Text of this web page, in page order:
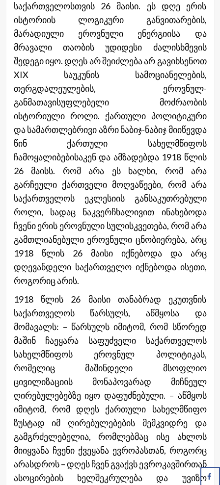
საქართველოსთვის 26 მაისი. ეს დღე ერის
ისტორიის ლოგიკური განვითარების,
მარადიული ეროვნული ენერგიისა და
მრავალი თაობის უდიდესი ძალისხმევის
შედეგი იყო. დღეს არ შეიძლება არ გავიხსენოთ
XIX საუკუნის სამოციანელების,
თერგდალეულების, ეროვნულ-
განმათავისუფლებელი მოძრაობის
ისტორიული როლი. ქართული პოლიტიკური
და სამართლებრივი აზრი ნაბიჯ-ნაბიჯ მიიწევდა
წინ ქართული სახელმწიფოს
ჩამოყალიბებისაკენ და ამზადებდა 1918 წლის
26 მაისს. რომ არა ეს ხალხი, რომ არა
გარჩეული ქართველი მოღვაწეები, რომ არა
საქართველოს ეკლესიის განსაკუთრებული
როლი, სადაც ნაკვერჩხალივით ინახებოდა
ჩვენი ერის ეროვნული სულისკვეთება, რომ არა
გამთლიანებული ეროვნული ცნობიერება, არც
1918 წლის 26 მაისი იქნებოდა და არც
დღევანდელი საქართველო იქნებოდა ისეთი,
როგორიც არის.
1918 წლის 26 მაისი თანაბრად ეკუთვნის
საქართველოს წარსულს, აწმყოსა და
მომავალს: – წარსულს იმიტომ, რომ სწორედ
მაშინ ჩაეყარა საფუძველი საქართველოს
სახელმწიფოს ეროვნულ პოლიტიკას,
რომელიც მაშინდელი მსოფლიო
ცივილიზაციის მონაპოვარად მიჩნეულ
ღირებულებებზე იყო დაფუძნებული. – აწმყოს
იმიტომ, რომ დღეს ქართული სახელმწიფო
ზუსტად იმ ღირებულებების მემკვიდრე და
გამგრძელებელია, რომლებმაც ისე ახლოს
მიიყვანა ჩვენი ქვეყანა ევროპასთან, როგორც
არასდროს – დღეს ჩვენ გვაქვს ევროკავშირთან
ასოცირების ხელშეკრულება და უვიზო